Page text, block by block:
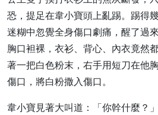
恐，提足在韋小寶頭上亂踢。踢得
迷糊中忽覺全身傷口劇痛，醒了過
胸口袒裸，衣衫、背心、內衣竟然
著一把白色粉末，右手用短刀在他
傷口，將白粉撒入傷口。
韋小寶見著大叫道：「你幹什麼？」